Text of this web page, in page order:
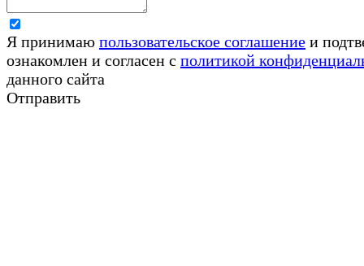
Я принимаю пользовательское соглашение и
ознакомлен и согласен с политикой
данного сайта
Отправить